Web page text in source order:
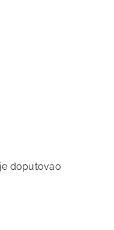
doputovao